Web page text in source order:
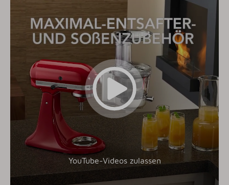
YouTube-Videos zulassen